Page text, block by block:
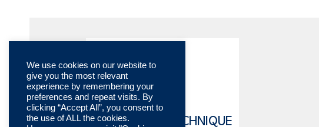
CATALOGUE TECHNIQUE
We use cookies on our website to
give you the most relevant
experience by remembering your
preferences and repeat visits. By
clicking “Accept All”, you consent to
the use of ALL the cookies.